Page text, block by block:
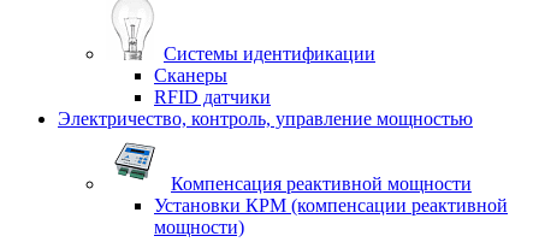
Системы идентификации
Сканеры
RFID датчики
Электричество, контроль, управление мощностью
Компенсация реактивной мощности
Установки КРМ (компенсации реактивной
мощности)